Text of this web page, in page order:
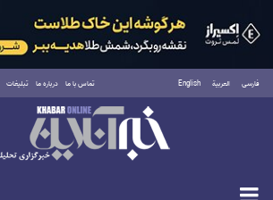
فارسی العربية English تماس با ما درباره ما تبلیغات
شنبه ۱۷ مرداد ۱۴۰۵